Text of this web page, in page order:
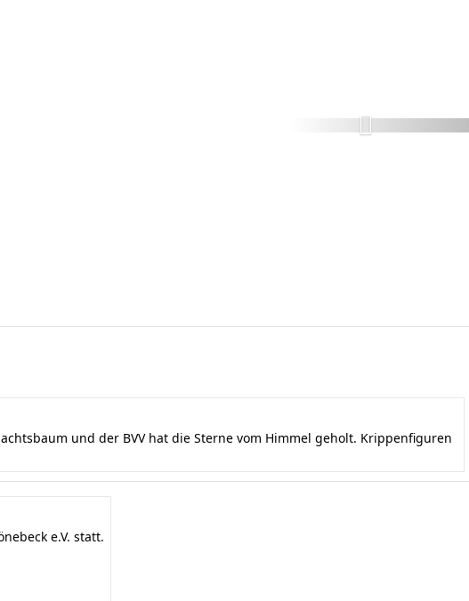
und der BVV hat die Sterne vom Himmel geholt. Krippenfiguren
e.V. statt.